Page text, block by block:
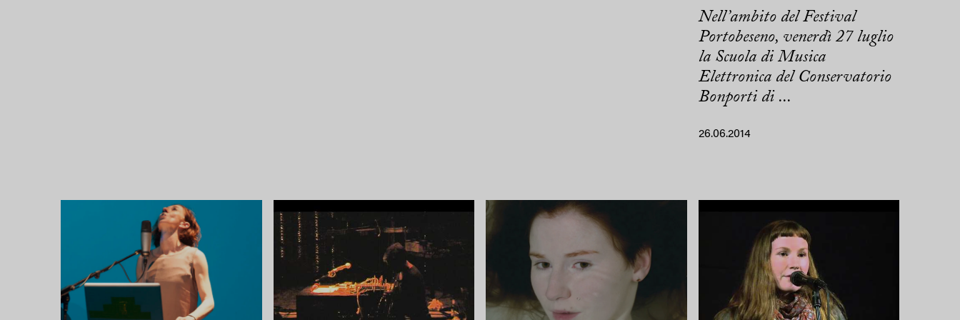
Nell’ambito del Festival
Portobeseno, venerdì 27 luglio
la Scuola di Musica
Elettronica del Conservatorio
Bonporti di ...
26.06.2014